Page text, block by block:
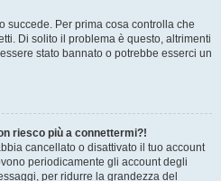
succede. Per prima cosa controlla che
Di solito il problema è questo, altrimenti
stato bannato o potrebbe esserci un
riesco più a connettermi?!
cancellato o disattivato il tuo account
periodicamente gli account degli
per ridurre la grandezza del